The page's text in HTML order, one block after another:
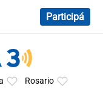
Participá
Rosario